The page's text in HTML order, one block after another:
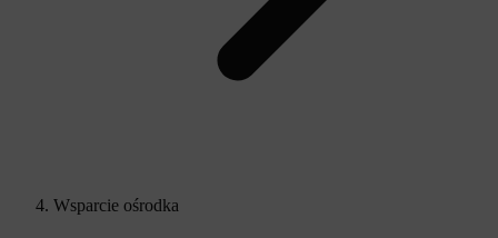
Wsparcie ośrodka